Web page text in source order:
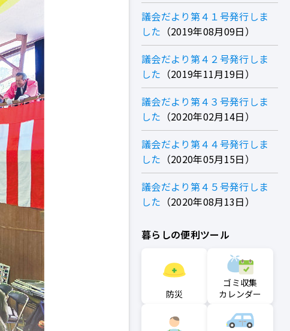
議会だより第４１号発行しま
した
2019年08月09日
議会だより第４２号発行しま
した
2019年11月19日
議会だより第４３号発行しま
した
2020年02月14日
議会だより第４４号発行しま
した
2020年05月15日
議会だより第４５号発行しま
した
2020年08月13日
暮らしの便利ツール
防災
ゴミ収集
カレンダー